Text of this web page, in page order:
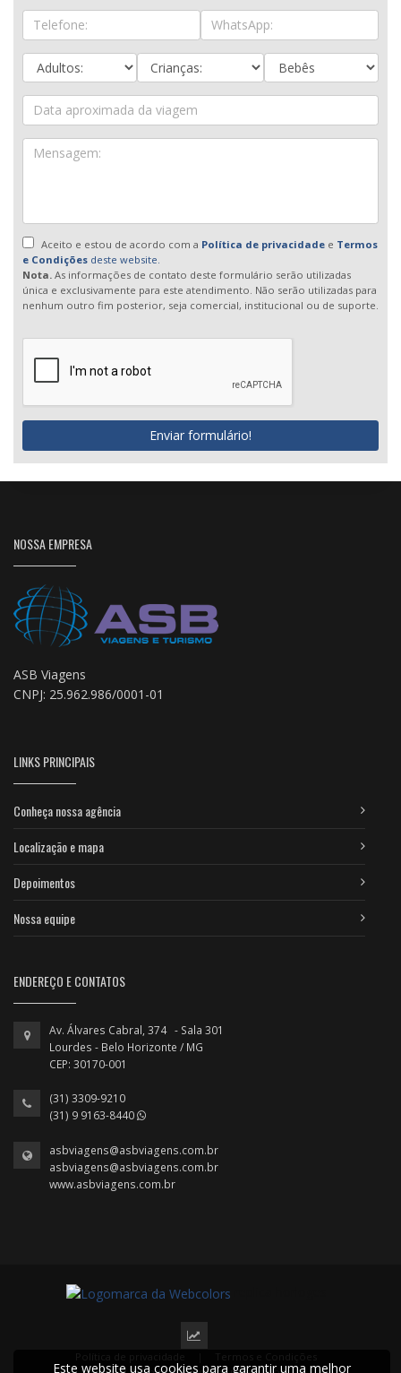
Aceito e estou de acordo com a Política de privacidadee Termos
e Condições deste website.
Nota. As informações de contato deste formulário serão utilizadas
única e exclusivamente para este atendimento. Não serão utilizadas para
nenhum outro fim posterior, seja comercial, institucional ou de suporte.
Enviar formulário!
NOSSA EMPRESA
ASB Viagens
CNPJ: 25.962.986/0001-01
LINKS PRINCIPAIS
Conheça nossa agência
Localização e mapa
Depoimentos
Nossa equipe
ENDEREÇO E CONTATOS
Av. Álvares Cabral, 374 - Sala 301
Lourdes - Belo Horizonte / MG
CEP: 30170-001
(31) 3309-9210
(31) 9 9163-8440
asbviagens@asbviagens.com.br
asbviagens@asbviagens.com.br
www.asbviagens.com.br
Este website usa cookies para garantir uma melhor